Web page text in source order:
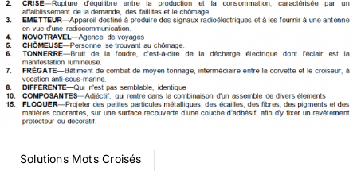
Solutions Mots Croisés